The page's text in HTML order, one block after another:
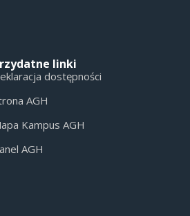
linki
dostępności
AGH
Kampus AGH
AGH